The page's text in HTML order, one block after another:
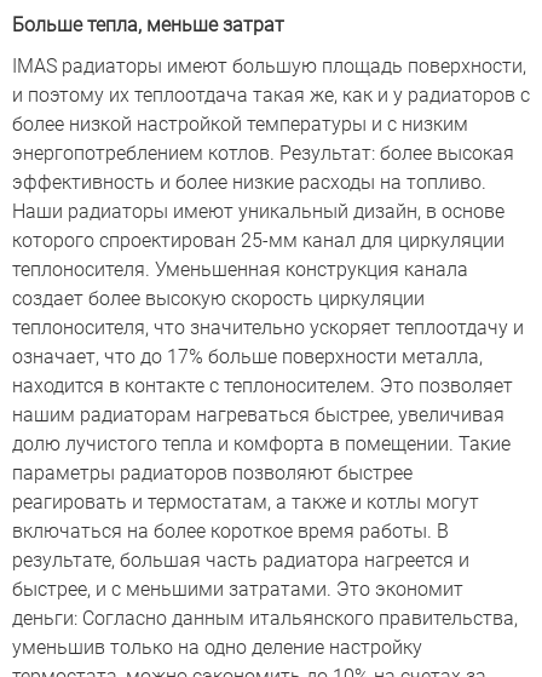
Больше тепла, меньше затрат
IMAS радиаторы имеют большую площадь поверхности,
и поэтому их теплоотдача такая же, как и у радиаторов с
более низкой настройкой температуры и с низким
энергопотреблением котлов. Результат: более высокая
эффективность и более низкие расходы на топливо.
Наши радиаторы имеют уникальный дизайн, в основе
которого спроектирован 25-мм канал для циркуляции
теплоносителя. Уменьшенная конструкция канала
создает более высокую скорость циркуляции
теплоносителя, что значительно ускоряет теплоотдачу и
означает, что до 17% больше поверхности металла,
находится в контакте с теплоносителем. Это позволяет
нашим радиаторам нагреваться быстрее, увеличивая
долю лучистого тепла и комфорта в помещении. Такие
параметры радиаторов позволяют быстрее
реагировать и термостатам, а также и котлы могут
включаться на более короткое время работы. В
результате, большая часть радиатора нагреется и
быстрее, и с меньшими затратами. Это экономит
деньги: Согласно данным итальянского правительства,
уменьшив только на одно деление настройку